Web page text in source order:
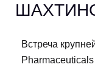
Встреча